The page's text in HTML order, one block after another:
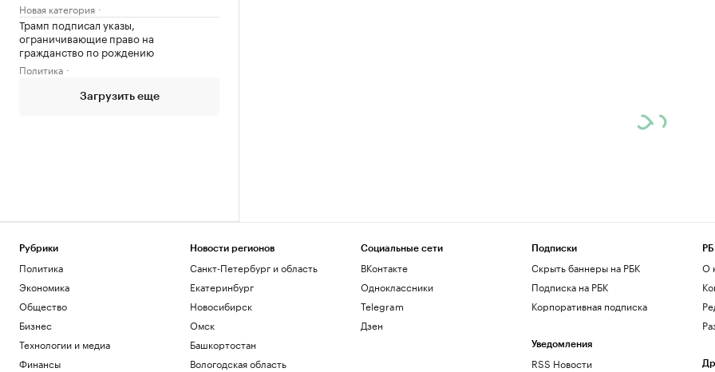
Новая категория
Трамп подписал указы,
ограничивающие право на
гражданство по рождению
Политика
Загрузить еще
Рубрики
Политика
Экономика
Общество
Бизнес
Технологии и медиа
Финансы
Новости регионов
Санкт-Петербург и область
Екатеринбург
Новосибирск
Омск
Башкортостан
Вологодская область
Социальные сети
ВКонтакте
Одноклассники
Telegram
Дзен
Подписки
Скрыть баннеры на РБК
Подписка на РБК
Корпоративная подписка
Уведомления
RSS Новости
О